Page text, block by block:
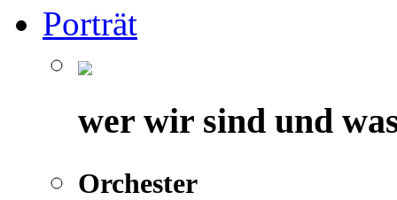
Porträt
wer wir sind und
Orchester